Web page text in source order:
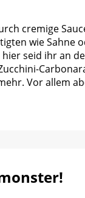
cremige
wie Sahne
hier seid ihr an
Vor allem